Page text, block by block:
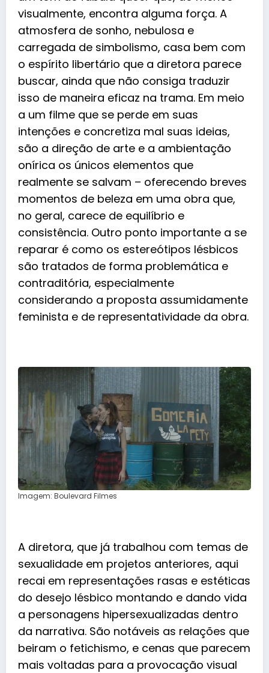
visualmente, encontra alguma força. A
atmosfera de sonho, nebulosa e
carregada de simbolismo, casa bem com
o espírito libertário que a diretora parece
buscar, ainda que não consiga traduzir
isso de maneira eficaz na trama. Em meio
a um filme que se perde em suas
intenções e concretiza mal suas ideias,
são a direção de arte e a ambientação
onírica os únicos elementos que
realmente se salvam – oferecendo breves
momentos de beleza em uma obra que,
no geral, carece de equilíbrio e
consistência. Outro ponto importante a se
reparar é como os estereótipos lésbicos
são tratados de forma problemática e
contraditória, especialmente
considerando a proposta assumidamente
feminista e de representatividade da obra.
Imagem: Boulevard Filmes
A diretora, que já trabalhou com temas de
sexualidade em projetos anteriores, aqui
recai em representações rasas e estéticas
do desejo lésbico montando e dando vida
a personagens hipersexualizadas dentro
da narrativa. São notáveis as relações que
beiram o fetichismo, e cenas que parecem
mais voltadas para a provocação visual